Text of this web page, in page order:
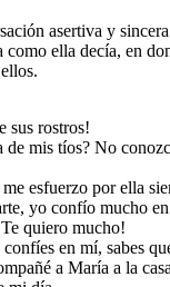
asertiva y
ella decía, en
sus rostros!
de mis tíos? No
esfuerzo por ella
yo confío mucho
quiero mucho!
en mí, sabes
a María a la